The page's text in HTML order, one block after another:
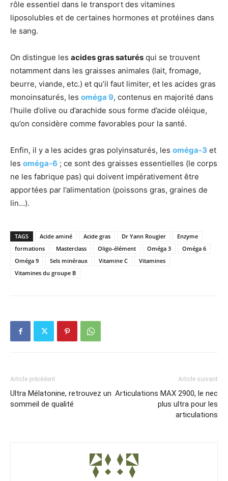
rôle essentiel dans le transport des vitamines
liposolubles et de certaines hormones et protéines dans
le sang.
On distingue les acides gras saturés qui se trouvent
notamment dans les graisses animales (lait, fromage,
beurre, viande, etc.) et qu’il faut limiter, et les acides gras
monoinsaturés, les oméga 9, contenus en majorité dans
l’huile d’olive ou d’arachide sous forme d’acide oléique,
qu’on considère comme favorables pour la santé.
Enfin, il y a les acides gras polyinsaturés, les oméga-3 et
les oméga-6 ; ce sont des graisses essentielles (le corps
ne les fabrique pas) qui doivent impérativement être
apportées par l’alimentation (poissons gras, graines de
lin…).
TAGS Acide aminé Acide gras Dr Yann Rougier
Enzyme
formations
Masterclass Oligo-élément Oméga 3
Oméga 6
Oméga 9
Sels minéraux Vitamine C
Vitamines
Vitamines du groupe B
Article précédent
Ultra Mélatonine, retrouvez un
sommeil de qualité
Article suivant
Articulations MAX 2900, le nec
plus ultra pour les
articulations